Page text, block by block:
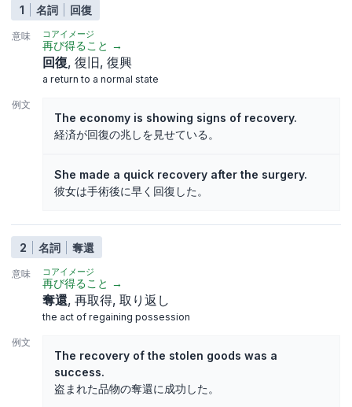
1 名詞 回復
意味 コアイメージ
再び得ること →
回復 復旧 復興
a return to a normal state
例文
The economy is showing signs of recovery.
経済が回復の兆しを見せている。
She made a quick recovery after the surgery.
彼女は手術後に早く回復した。
2 名詞 奪還
意味 コアイメージ
再び得ること →
奪還 再取得 取り返し
the act of regaining possession
例文
The recovery of the stolen goods was a
success.
盗まれた品物の奪還に成功した。